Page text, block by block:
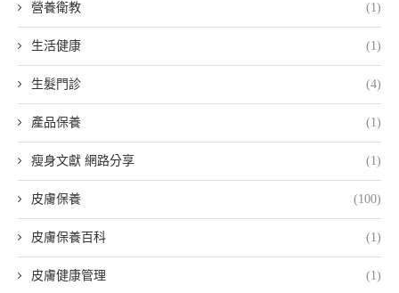
營養衛教 (1)
生活健康 (1)
生髮門診 (4)
產品保養 (1)
瘦身文獻 網路分享 (1)
皮膚保養 (100)
皮膚保養百科 (1)
皮膚健康管理 (1)